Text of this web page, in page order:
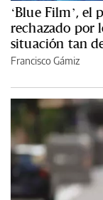
‘Blue Film’,
rechazado por
situación tan
Francisco Gámiz